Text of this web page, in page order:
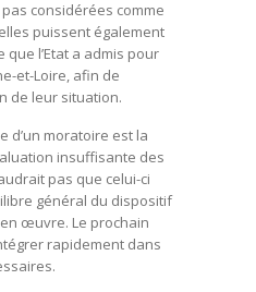
considérées comme
puissent également
l’Etat a admis pour
et-Loire, afin de
de leur situation.
d’un moratoire est la
insuffisante des
pas que celui-ci
général du dispositif
œuvre. Le prochain
rapidement dans